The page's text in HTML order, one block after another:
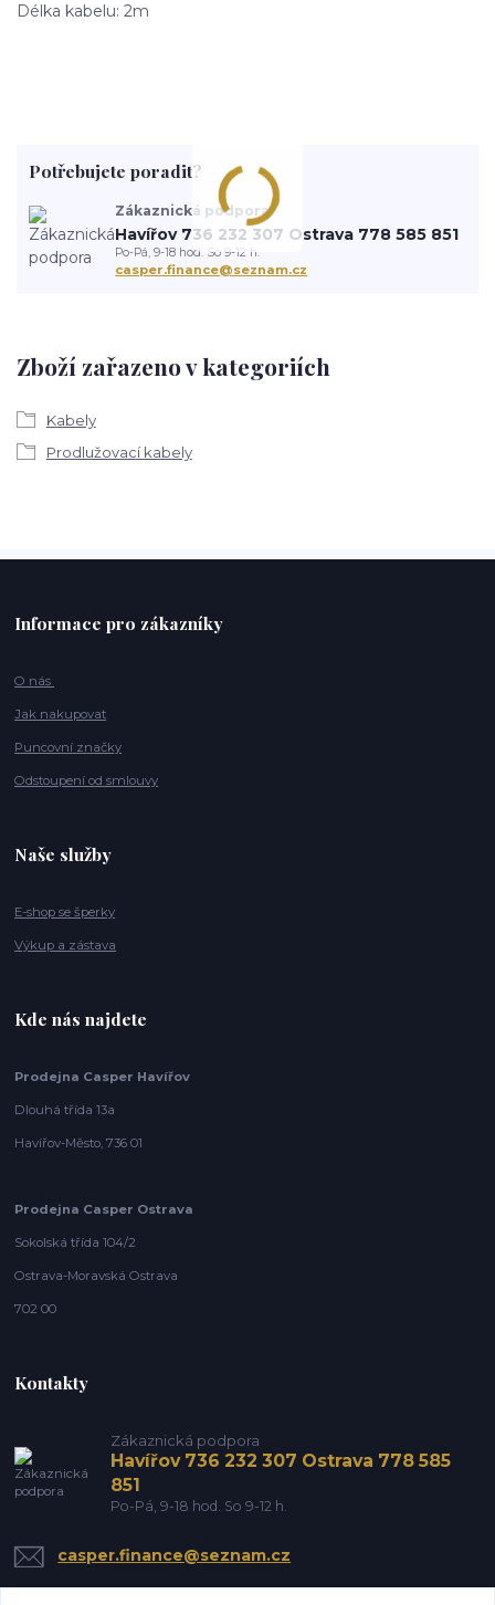
Délka kabelu: 2m
Zboží zařazeno v kategoriích
Kabely
Prodlužovací kabely
Potřebujete poradit?
Zákaznická podpora
Havířov 736 232 307 Ostrava 778 585 851
Po-Pá, 9-18 hod. So 9-12 h.
casper.finance@seznam.cz
Informace pro zákazníky
O nás
Jak nakupovat
Puncovní značky
Odstoupení od smlouvy
Naše služby
E-shop se šperky
Výkup a zástava
Kde nás najdete
Prodejna Casper Havířov
Dlouhá třída 13a
Havířov-Město, 736 01
Prodejna Casper Ostrava
Sokolská třída 104/2
Ostrava-Moravská Ostrava
702 00
Kontakty
Zákaznická podpora
Havířov 736 232 307 Ostrava 778 585
851
Po-Pá, 9-18 hod. So 9-12 h.
casper.finance@seznam.cz